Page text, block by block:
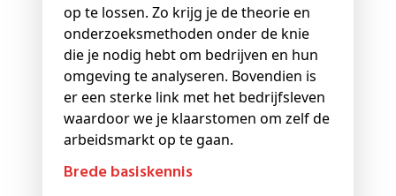
op te lossen. Zo krijg je de theorie en
onderzoeksmethoden onder de knie
die je nodig hebt om bedrijven en hun
omgeving te analyseren. Bovendien is
er een sterke link met het bedrijfsleven
waardoor we je klaarstomen om zelf de
arbeidsmarkt op te gaan.
Brede basiskennis